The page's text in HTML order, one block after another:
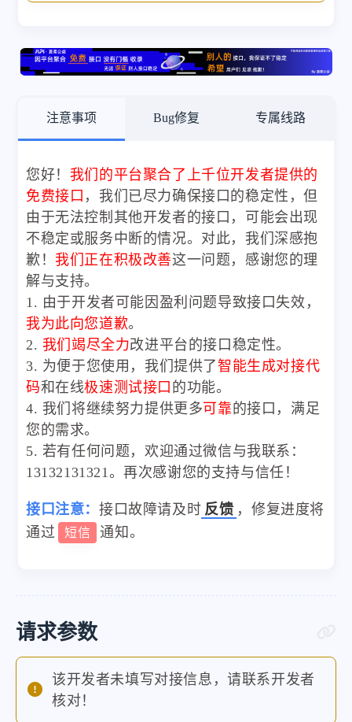
注意事项 Bug修复 专属线路
您好！ 我们的平台聚合了上千位开发者提供的
免费接口 ，我们已尽力确保接口的稳定性，但
由于无法控制其他开发者的接口，可能会出现
不稳定或服务中断的情况。对此，我们深感抱
歉！ 我们正在积极改善这一问题，感谢您的理
解与支持。
1. 由于开发者可能因盈利问题导致接口失效，
我为此向您道歉。
2. 我们竭尽全力改进平台的接口稳定性。
3. 为便于您使用，我们提供了智能生成对接代
码和在线极速测试接口 的功能。
4. 我们将继续努力提供更多可靠的接口，满足
您的需求。
5. 若有任何问题，欢迎通过微信与我联系：
13132131321。再次感谢您的支持与信任！
接口注意： 接口故障请及时 反馈 ，修复进度将
通过
短信 通知。
请求参数
该开发者未填写对接信息，请联系开发者
核对！